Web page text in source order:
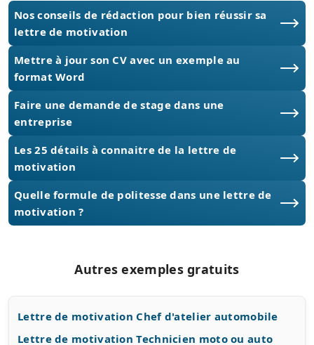
Nos conseils de rédaction pour bien réussir sa
lettre de motivation
Mettre à jour son CV avec un exemple au
format Word
Faire une demande de stage dans une
entreprise
Les 25 détails à connaitre de la lettre de
motivation
Quelle formule de politesse dans une lettre de
motivation ?
Autres exemples gratuits
Lettre de motivation Chef d'atelier automobile
Lettre de motivation Technicien moto ou auto